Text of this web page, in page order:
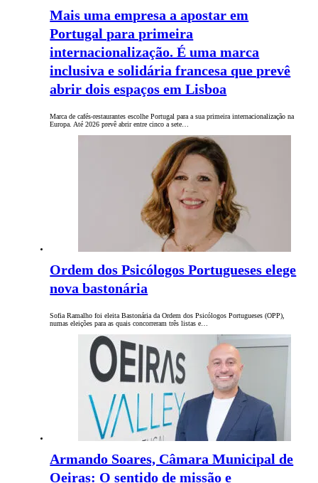
Mais uma empresa a apostar em
Portugal para primeira
internacionalização. É uma marca
inclusiva e solidária francesa que prevê
abrir dois espaços em Lisboa
Marca de cafés-restaurantes escolhe Portugal para a sua primeira internacionalização na
Europa. Até 2026 prevê abrir entre cinco a sete…
Ordem dos Psicólogos Portugueses elege
nova bastonária
Sofia Ramalho foi eleita Bastonária da Ordem dos Psicólogos Portugueses (OPP),
numas eleições para as quais concorreram três listas e…
Armando Soares, Câmara Municipal de
Oeiras: O sentido de missão e